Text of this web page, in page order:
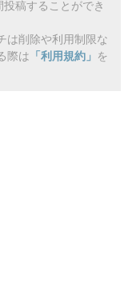
稿することができ
は削除や利用制限な
際は 「利用規約」 を